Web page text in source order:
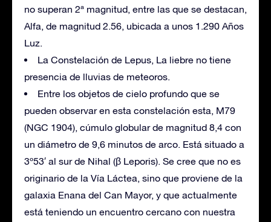
no superan 2ª magnitud, entre las que se destacan,
Alfa, de magnitud 2.56, ubicada a unos 1.290 Años
Luz.
La Constelación de Lepus, La liebre no tiene
presencia de lluvias de meteoros.
Entre los objetos de cielo profundo que se
pueden observar en esta constelación esta, M79
(NGC 1904), cúmulo globular de magnitud 8,4 con
un diámetro de 9,6 minutos de arco. Está situado a
3º53′ al sur de Nihal (β Leporis). Se cree que no es
originario de la Vía Láctea, sino que proviene de la
galaxia Enana del Can Mayor, y que actualmente
está teniendo un encuentro cercano con nuestra